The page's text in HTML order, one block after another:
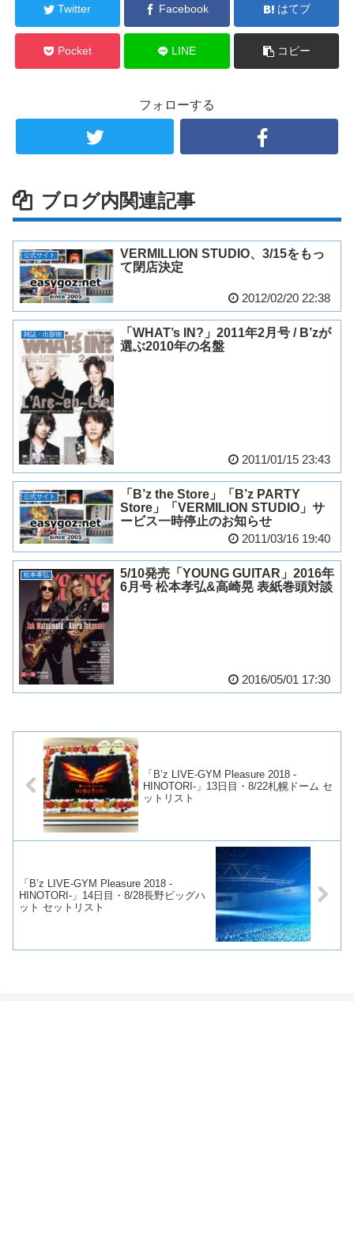
Twitter Facebook はてブ
Pocket LINE コピー
フォローする
ブログ内関連記事
公式サイト
VERMILLION STUDIO、3/15をもっ
て閉店決定
2012/02/20 22:38
雑誌・出版物
「WHAT’s IN?」2011年2月号 / B’zが
選ぶ2010年の名盤
2011/01/15 23:43
公式サイト
「B’z the Store」「B’z PARTY
Store」「VERMILION STUDIO」サ
ービス一時停止のお知らせ
2011/03/16 19:40
松本孝弘
5/10発売「YOUNG GUITAR」2016年
6月号 松本孝弘&高崎晃 表紙巻頭対談
2016/05/01 17:30
「B’z LIVE-GYM Pleasure 2018 -
HINOTORI-」13日目・8/22札幌ドーム セ
ットリスト
「B’z LIVE-GYM Pleasure 2018 -
HINOTORI-」14日目・8/28長野ビッグハ
ット セットリスト